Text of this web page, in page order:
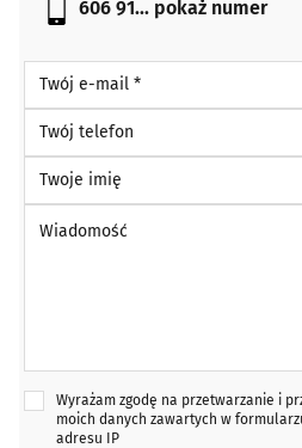
606 91... pokaż numer
Twój e-mail *
Twój telefon
Twoje imię
Wyrażam zgodę na przetwarzanie i
moich danych zawartych w
adresu IP